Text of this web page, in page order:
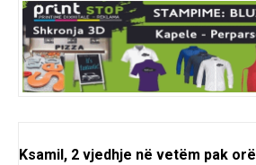
Ksamil, 2 vjedhje në vetëm pak orë